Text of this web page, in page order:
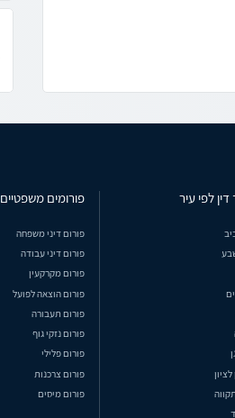
לפי עיר פורומים משפטיים
פורום דיני משפחה
פורום דיני עבודה
פורום מקרקעין
פורום הוצאה לפועל
פורום תעבורה
פורום נזקי גוף
פורום פלילי
פורום צרכנות
פורום מיסים